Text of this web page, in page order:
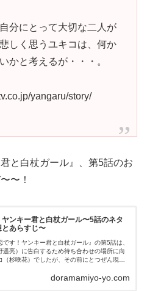
分にとって大切な二人が
しく思うユキコは、何か
かと考えるが・・・。
yangaru/story/
と白杖ガール』、第5話のお
〜！
ンキー君と白杖ガール〜5話のネタ
あらすじ〜
です！ヤンキー君と白杖ガール』の第5話は、
遥亮）に告白するため待ち合わせの場所に向
（杉咲花）でしたが、その前にとつぜん現れ
記事では、第5話のネタバレ感...
doramamiyo-yo.com